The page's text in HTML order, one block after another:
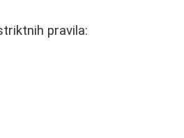
pravila: